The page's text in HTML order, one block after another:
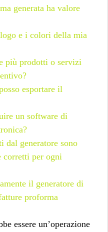
generata ha valore
e i colori della mia
più prodotti o servizi
esportare il
un software di
dal generatore sono
corretti per ogni
il generatore di
proforma
essere un’operazione